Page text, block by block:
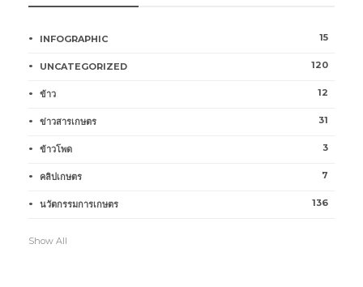
INFOGRAPHIC 15
UNCATEGORIZED 120
ข้าว 12
ข่าวสารเกษตร 31
ข้าวโพด 3
คลิปเกษตร 7
นวัตกรรมการเกษตร 136
Show All